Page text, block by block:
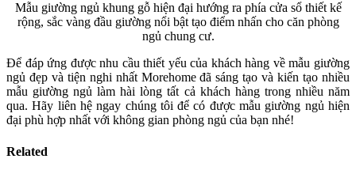
Mẫu giường ngủ khung gỗ hiện đại hướng ra phía cửa sổ thiết kế
rộng, sắc vàng đầu giường nổi bật tạo điểm nhấn cho căn phòng
ngủ chung cư.
Để đáp ứng được nhu cầu thiết yếu của khách hàng về mẫu giường
ngủ đẹp và tiện nghi nhất Morehome đã sáng tạo và kiến tạo nhiều
mẫu giường ngủ làm hài lòng tất cả khách hàng trong nhiều năm
qua. Hãy liên hệ ngay chúng tôi để có được mẫu giường ngủ hiện
đại phù hợp nhất với không gian phòng ngủ của bạn nhé!
Related